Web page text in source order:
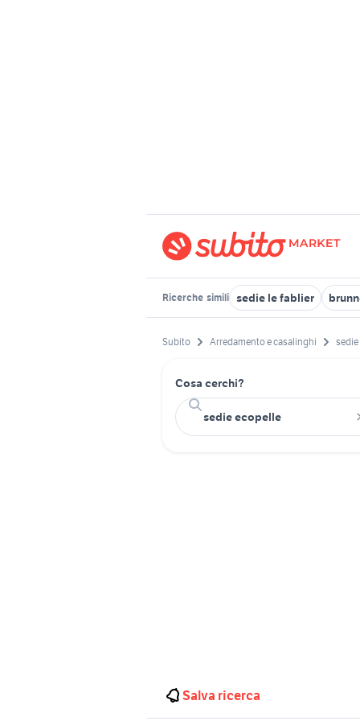
Ricerche simili sedie le fablier
Subito Arredamento e casalinghi
Cosa cerchi?
Salva ricerca